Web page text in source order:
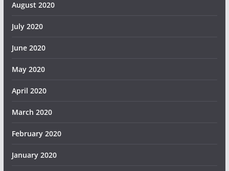
August 2020
July 2020
June 2020
May 2020
April 2020
March 2020
February 2020
January 2020